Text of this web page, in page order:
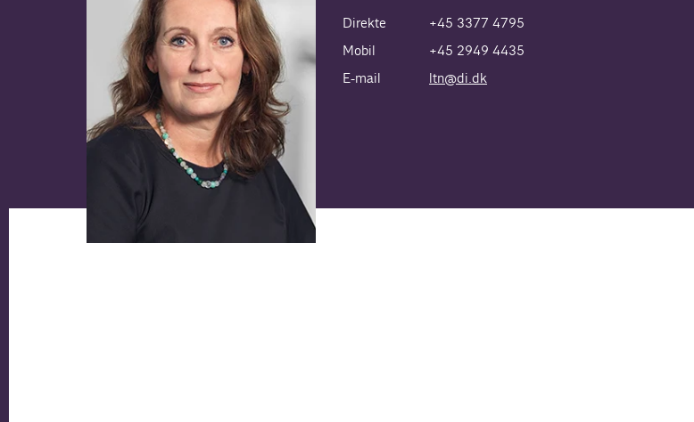
Direkte
+45 3377 4795
Mobil
+45 2949 4435
E-mail
ltn@di.dk